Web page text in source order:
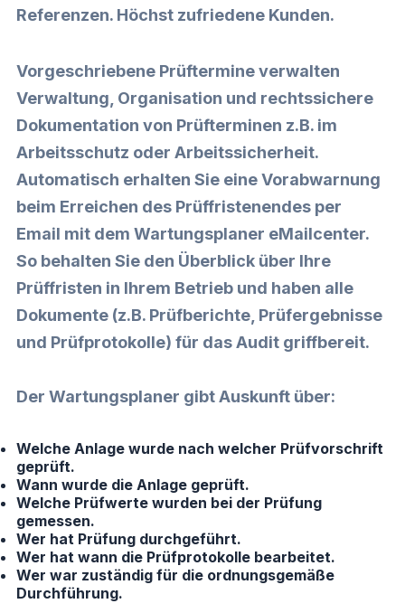
Referenzen. Höchst zufriedene Kunden.
Vorgeschriebene Prüftermine verwalten
Verwaltung, Organisation und rechtssichere
Dokumentation von Prüfterminen z.B. im
Arbeitsschutz oder Arbeitssicherheit.
Automatisch erhalten Sie eine Vorabwarnung
beim Erreichen des Prüffristenendes per
Email mit dem Wartungsplaner eMailcenter.
So behalten Sie den Überblick über Ihre
Prüffristen in Ihrem Betrieb und haben alle
Dokumente (z.B. Prüfberichte, Prüfergebnisse
und Prüfprotokolle) für das Audit griffbereit.
Der Wartungsplaner gibt Auskunft über:
Welche Anlage wurde nach welcher Prüfvorschrift
geprüft.
Wann wurde die Anlage geprüft.
Welche Prüfwerte wurden bei der Prüfung
gemessen.
Wer hat Prüfung durchgeführt.
Wer hat wann die Prüfprotokolle bearbeitet.
Wer war zuständig für die ordnungsgemäße
Durchführung.